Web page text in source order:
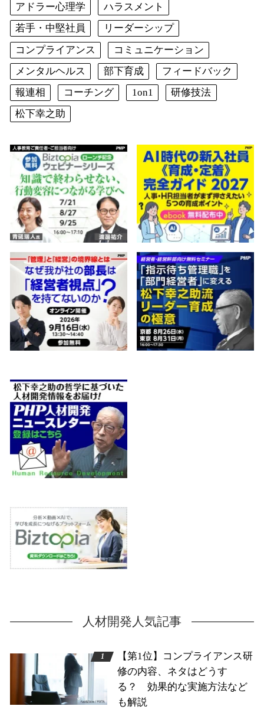
アドラー心理学
ハラスメント
若手・中堅社員
リーダーシップ
コンプライアンス
コミュニケーション
メンタルヘルス
部下育成
フィードバック
報連相
コーチング 1on1
研修技法
松下幸之助
人材開発人気記事
【第1位】コンプライアンス研
修の内容、ネタはどうす
る？ 効果的な実施方法など
も解説